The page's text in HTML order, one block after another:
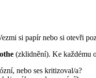
si papír nebo si otevři
(zklidnění). Ke každému
nebo ses kritizoval/a?